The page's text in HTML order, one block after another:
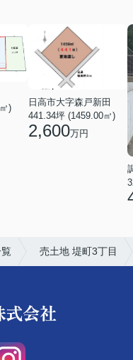
)
日高市大字森戸新田
441.34坪 (1459.00㎡)
2,600万円
売土地 堤町3丁目